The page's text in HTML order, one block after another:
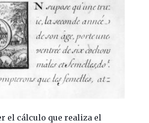
el cálculo que realiza el